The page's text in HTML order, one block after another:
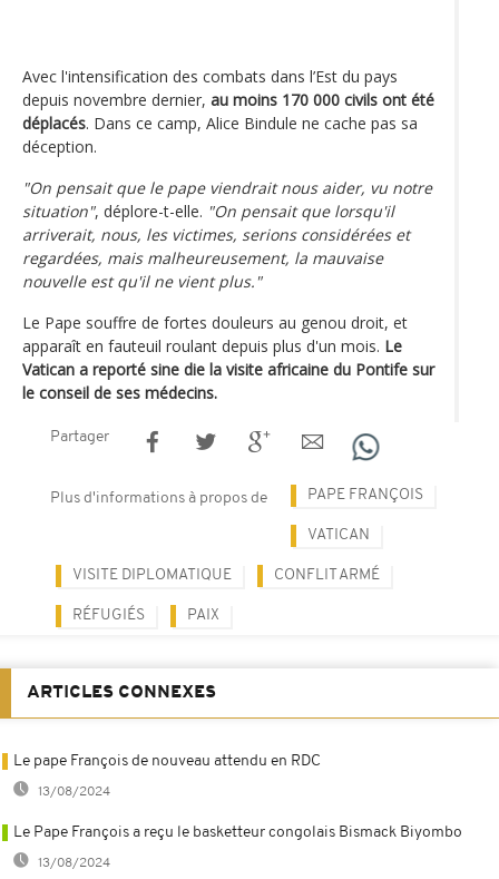
Avec l'intensification des combats dans l’Est du pays
depuis novembre dernier, au moins 170 000 civils ont été
déplacés. Dans ce camp, Alice Bindule ne cache pas sa
déception.
"On pensait que le pape viendrait nous aider, vu notre
situation", déplore-t-elle. "On pensait que lorsqu'il
arriverait, nous, les victimes, serions considérées et
regardées, mais malheureusement, la mauvaise
nouvelle est qu'il ne vient plus."
Le Pape souffre de fortes douleurs au genou droit, et
apparaît en fauteuil roulant depuis plus d'un mois. Le
Vatican a reporté sine die la visite africaine du Pontife sur
le conseil de ses médecins.
Partager
Plus d'informations à propos de PAPE FRANÇOIS
VATICAN
VISITE DIPLOMATIQUE CONFLIT ARMÉ
RÉFUGIÉS PAIX
ARTICLES CONNEXES
Le pape François de nouveau attendu en RDC
13/08/2024
Le Pape François a reçu le basketteur congolais Bismack Biyombo
13/08/2024